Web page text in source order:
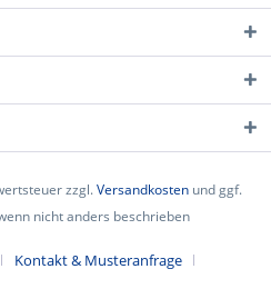
zzgl.Versandkosten und ggf.
nicht anders beschrieben
Kontakt & Musteranfrage